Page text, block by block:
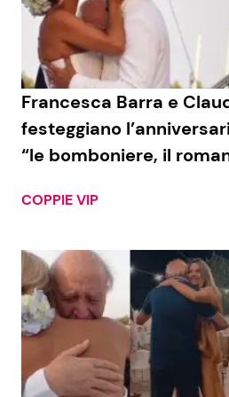
Economia
Persone Scomparse
News Cinema
News Musica
News Spettacolo
Francesca Barra e
festeggiano
“le bomboniere, il
COPPIE VIP